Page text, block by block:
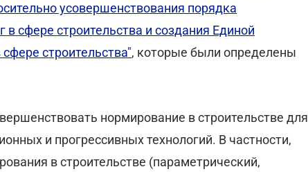
усовершенствования порядка
сфере строительства и создания Единой
строительства", которые были определены
нормирование в строительстве для
и прогрессивных технологий. В частности,
в строительстве (параметрический,